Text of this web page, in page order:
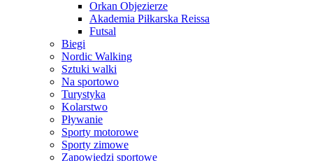
Orkan Objezierze
Akademia Piłkarska Reissa
Futsal
Biegi
Nordic Walking
Sztuki walki
Na sportowo
Turystyka
Kolarstwo
Pływanie
Sporty motorowe
Sporty zimowe
Zapowiedzi sportowe